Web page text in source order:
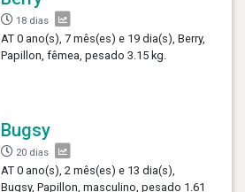
18 dias
AT 0 ano(s), 7 mês(es) e 19 dia(s), Berry,
Papillon, fêmea, pesado 3.15 kg.
Bugsy
20 dias
AT 0 ano(s), 2 mês(es) e 13 dia(s),
Bugsy, Papillon, masculino, pesado 1.61